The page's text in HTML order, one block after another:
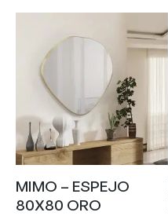
MIMO – ESPEJO
80X80 ORO